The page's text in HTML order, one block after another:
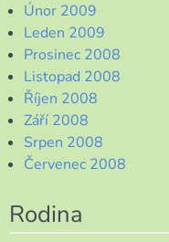
Únor 2009
Leden 2009
Prosinec 2008
Listopad 2008
Říjen 2008
Září 2008
Srpen 2008
Červenec 2008
Rodina